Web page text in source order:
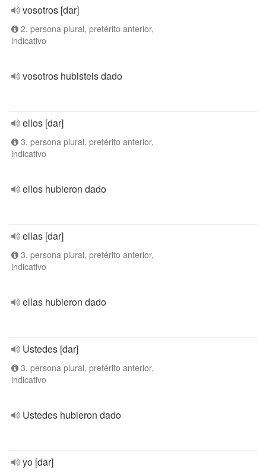
vosotros [dar]
2. persona plural, pretérito anterior,
indicativo
vosotros hubisteis dado
ellos [dar]
3. persona plural, pretérito anterior,
indicativo
ellos hubieron dado
ellas [dar]
3. persona plural, pretérito anterior,
indicativo
ellas hubieron dado
Ustedes [dar]
3. persona plural, pretérito anterior,
indicativo
Ustedes hubieron dado
yo [dar]